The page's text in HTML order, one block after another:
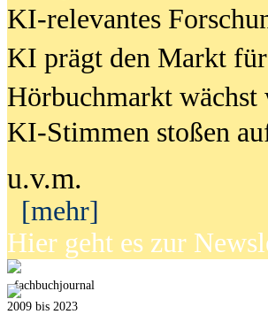
KI-relevantes
KI prägt den Markt
Hörbuchmarkt wächst
KI-Stimmen stoßen
u.v.m.
[mehr]
Hier geht es zur
fachbuchjournal
2009 bis 2023